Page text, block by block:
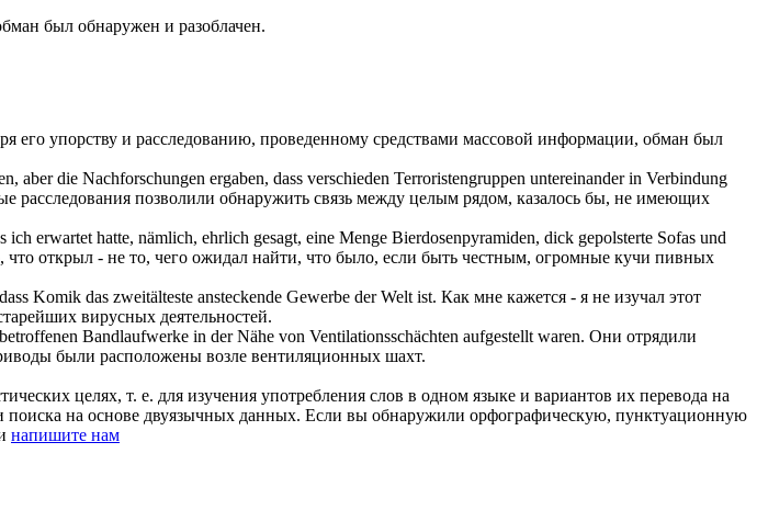
был обнаружен и разоблачен.
его упорству и расследованию, проведенному средствами массовой информации, обман был
aber die Nachforschungen ergaben, dass verschieden Terroristengruppen untereinander in Verbindung
расследования позволили обнаружить связь между целым рядом, казалось бы, не имеющих
erwartet hatte, nämlich, ehrlich gesagt, eine Menge Bierdosenpyramiden, dick gepolsterte Sofas und
что открыл - не то, чего ожидал найти, что было, если быть честным, огромные кучи пивных
Komik das zweitälteste ansteckende Gewerbe der Welt ist. Как мне кажется - я не изучал этот
вирусных деятельностей.
Bandlaufwerke in der Nähe von Ventilationsschächten aufgestellt waren. Они отрядили
были расположены возле вентиляционных шахт.
целях, т. е. для изучения употребления слов в одном языке и вариантов их перевода на
на основе двуязычных данных. Если вы обнаружили орфографическую, пунктуационную
напишите нам